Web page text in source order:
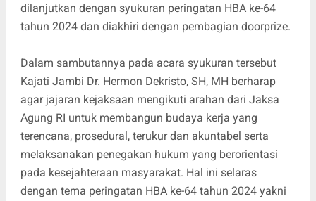
dilanjutkan dengan syukuran peringatan HBA ke-64
tahun 2024 dan diakhiri dengan pembagian doorprize.
Dalam sambutannya pada acara syukuran tersebut
Kajati Jambi Dr. Hermon Dekristo, SH, MH berharap
agar jajaran kejaksaan mengikuti arahan dari Jaksa
Agung RI untuk membangun budaya kerja yang
terencana, prosedural, terukur dan akuntabel serta
melaksanakan penegakan hukum yang berorientasi
pada kesejahteraan masyarakat. Hal ini selaras
dengan tema peringatan HBA ke-64 tahun 2024 yakni